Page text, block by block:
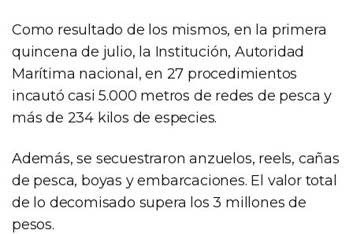
Como resultado de los mismos, en la primera
quincena de julio, la Institución, Autoridad
Marítima nacional, en 27 procedimientos
incautó casi 5.000 metros de redes de pesca y
más de 234 kilos de especies.
Además, se secuestraron anzuelos, reels, cañas
de pesca, boyas y embarcaciones. El valor total
de lo decomisado supera los 3 millones de
pesos.